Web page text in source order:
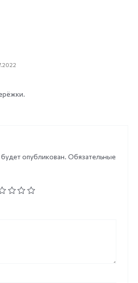
опубликован. Обязательные